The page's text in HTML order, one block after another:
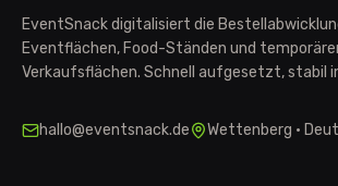
EventSnack digitalisiert die
Eventflächen, Food-Ständen und
Verkaufsflächen. Schnell aufgesetzt, stabil
hallo@eventsnack.de Wettenberg ·